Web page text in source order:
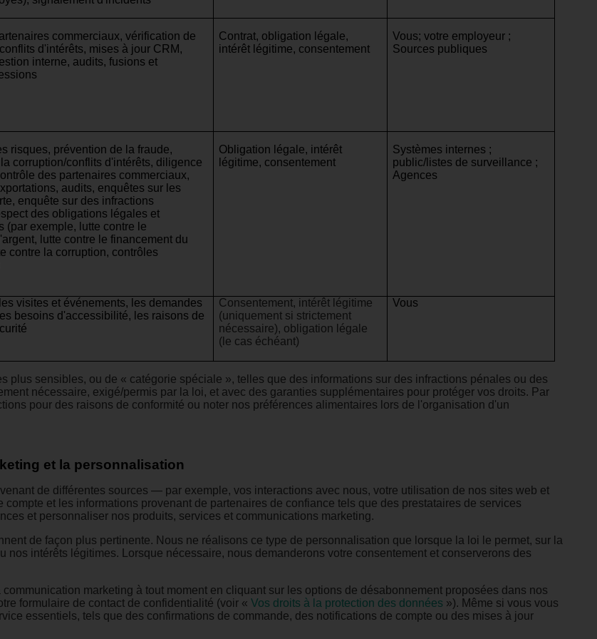
commerciaux, vérification de
d'intérêts, mises à jour CRM,
interne, audits, fusions et
Contrat, obligation légale,
intérêt légitime, consentement
Vous; votre employeur ;
Sources publiques
risques, prévention de la fraude,
corruption/conflits d'intérêts, diligence
des partenaires commerciaux,
audits, enquêtes sur les
enquête sur des infractions
des obligations légales et
(par exemple, lutte contre le
lutte contre le financement du
contre la corruption, contrôles
Obligation légale, intérêt
légitime, consentement
Systèmes internes ;
public/listes de surveillance ;
Agences
visites et événements, les demandes
besoins d'accessibilité, les raisons de
Consentement, intérêt légitime
(uniquement si strictement
nécessaire), obligation légale
(le cas échéant)
Vous
plus sensibles, ou de « catégorie spéciale », telles que des informations sur des infractions pénales ou des
nécessaire, exigé/permis par la loi, et avec des garanties supplémentaires pour protéger vos droits. Par
pour des raisons de conformité ou noter nos préférences alimentaires lors de l'organisation d'un
et la personnalisation
de différentes sources — par exemple, vos interactions avec nous, votre utilisation de nos sites web et
et les informations provenant de partenaires de confiance tels que des prestataires de services
et personnaliser nos produits, services et communications marketing.
de façon plus pertinente. Nous ne réalisons ce type de personnalisation que lorsque la loi le permet, sur la
intérêts légitimes. Lorsque nécessaire, nous demanderons votre consentement et conserverons des
marketing à tout moment en cliquant sur les options de désabonnement proposées dans nos
formulaire de contact de confidentialité (voir « Vos droits à la protection des données »). Même si vous vous
essentiels, tels que des confirmations de commande, des notifications de compte ou des mises à jour